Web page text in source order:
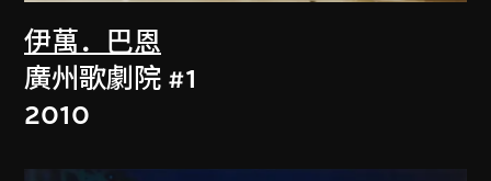
伊萬．巴恩
廣州歌劇院 #1
2010